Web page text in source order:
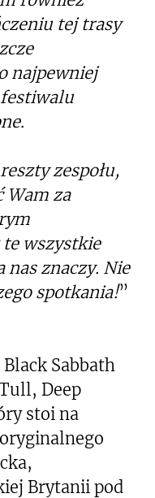
tej trasy
najpewniej
zespołu,
Wam za
wszystkie
znaczy. Nie
spotkania!”
Sabbath
Deep
stoi na
Brytanii pod